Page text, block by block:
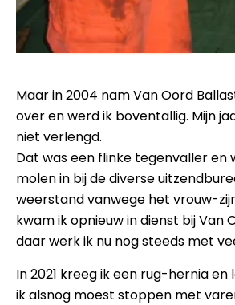
Maar in 2004 nam Van Oord
over en werd ik boventallig. Mijn
niet verlengd.
Dat was een flinke tegenvaller en
molen in bij de diverse
weerstand vanwege het vrouw-
kwam ik opnieuw in dienst bij Van
daar werk ik nu nog steeds met
In 2021 kreeg ik een rug-hernia
ik alsnog moest stoppen met